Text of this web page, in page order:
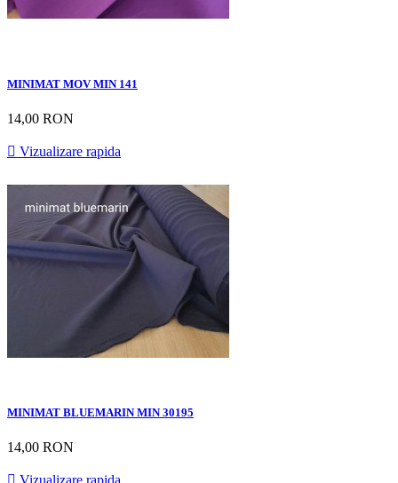
MINIMAT MOV MIN 141
14,00 RON
 Vizualizare rapida
MINIMAT BLUEMARIN MIN 30195
14,00 RON